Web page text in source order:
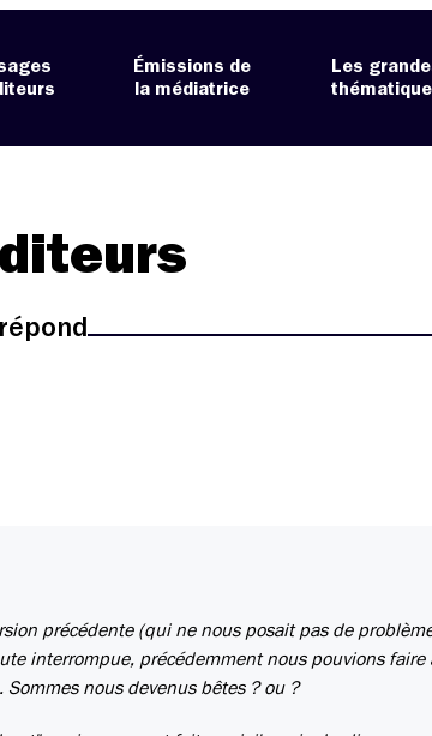
Émissions de
la médiatrice
Les
précédente (qui ne nous posait pas de
interrompue, précédemment nous pouvions faire
nous devenus bêtes ? ou ?